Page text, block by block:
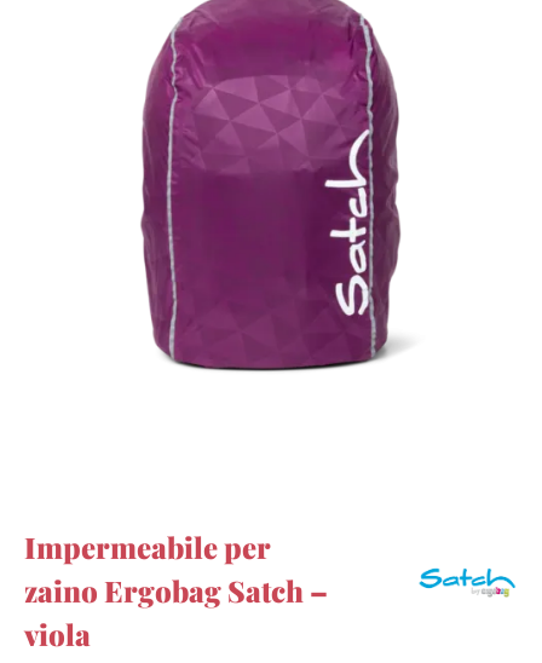
Impermeabile per
zaino Ergobag Satch –
viola